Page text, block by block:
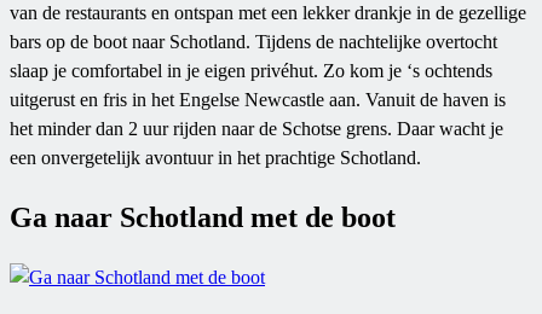
van de restaurants en ontspan met een lekker drankje in de gezellige
bars op de boot naar Schotland. Tijdens de nachtelijke overtocht
slaap je comfortabel in je eigen privéhut. Zo kom je ‘s ochtends
uitgerust en fris in het Engelse Newcastle aan. Vanuit de haven is
het minder dan 2 uur rijden naar de Schotse grens. Daar wacht je
een onvergetelijk avontuur in het prachtige Schotland.
Ga naar Schotland met de boot